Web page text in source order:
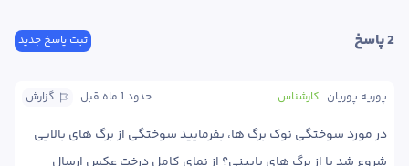
ثبت پاسخ جدید 2 پاسخ
گزارش حدود 1 ماه قبل کارشناس پوریه پوریان